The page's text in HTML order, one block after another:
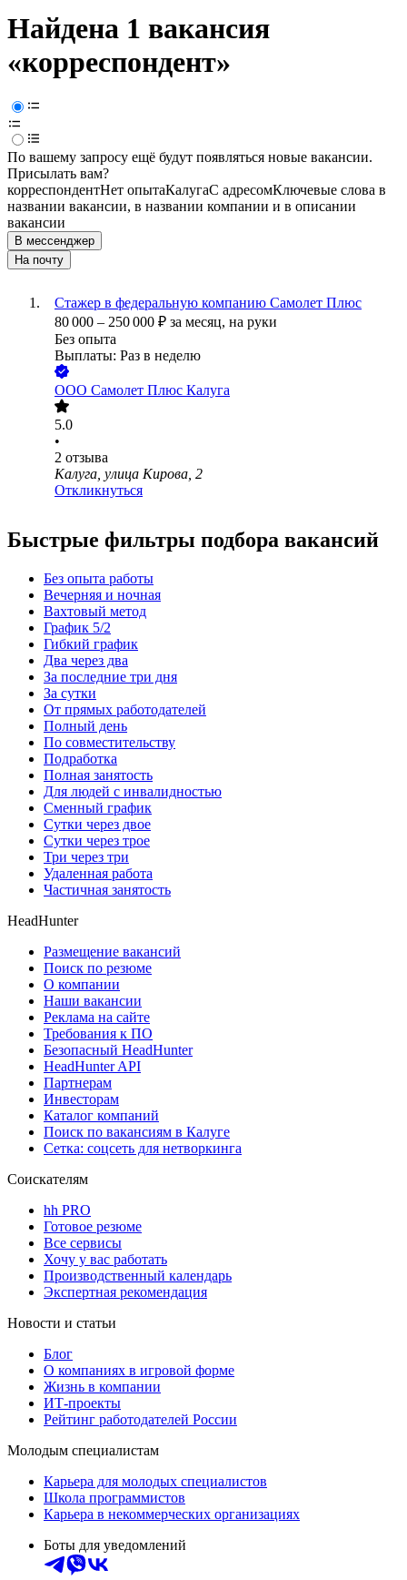
Найдена 1 вакансия
«корреспондент»
По вашему запросу ещё будут появляться новые вакансии.
Присылать вам?
корреспондентНет опытаКалугаС адресомКлючевые слова в
названии вакансии, в названии компании и в описании
вакансии
В мессенджер
На почту
Стажер в федеральную компанию Самолет Плюс
80 000 – 250 000 ₽ за месяц, на руки
Без опыта
Выплаты: Раз в неделю
ООО Самолет Плюс Калуга
5.0
•
2 отзыва
Калуга, улица Кирова, 2
Откликнуться
Быстрые фильтры подбора вакансий
Без опыта работы
Вечерняя и ночная
Вахтовый метод
График 5/2
Гибкий график
Два через два
За последние три дня
За сутки
От прямых работодателей
Полный день
По совместительству
Подработка
Полная занятость
Для людей с инвалидностью
Сменный график
Сутки через двое
Сутки через трое
Три через три
Удаленная работа
Частичная занятость
HeadHunter
Размещение вакансий
Поиск по резюме
О компании
Наши вакансии
Реклама на сайте
Требования к ПО
Безопасный HeadHunter
HeadHunter API
Партнерам
Инвесторам
Каталог компаний
Поиск по вакансиям в Калуге
Сетка: соцсеть для нетворкинга
Соискателям
hh PRO
Готовое резюме
Все сервисы
Хочу у вас работать
Производственный календарь
Экспертная рекомендация
Новости и статьи
Блог
О компаниях в игровой форме
Жизнь в компании
ИТ-проекты
Рейтинг работодателей России
Молодым специалистам
Карьера для молодых специалистов
Школа программистов
Карьера в некоммерческих организациях
Боты для уведомлений